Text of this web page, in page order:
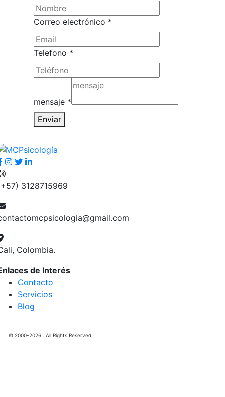
Correo electrónico *
Nombre
electrónico
Telefono
Telefono *
mensaje *
Enviar
3128715969
Colombia.
de Interés
Contacto
Servicios
Blog
© 2000-2026 . All Rights Reserved.